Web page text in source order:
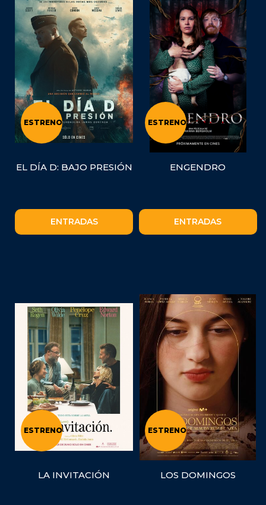
ESTRENO
EL DÍA D: BAJO PRESIÓN
ENTRADAS
ESTRENO
ENGENDRO
ENTRADAS
ESTRENO
LA INVITACIÓN
ESTRENO
LOS DOMINGOS